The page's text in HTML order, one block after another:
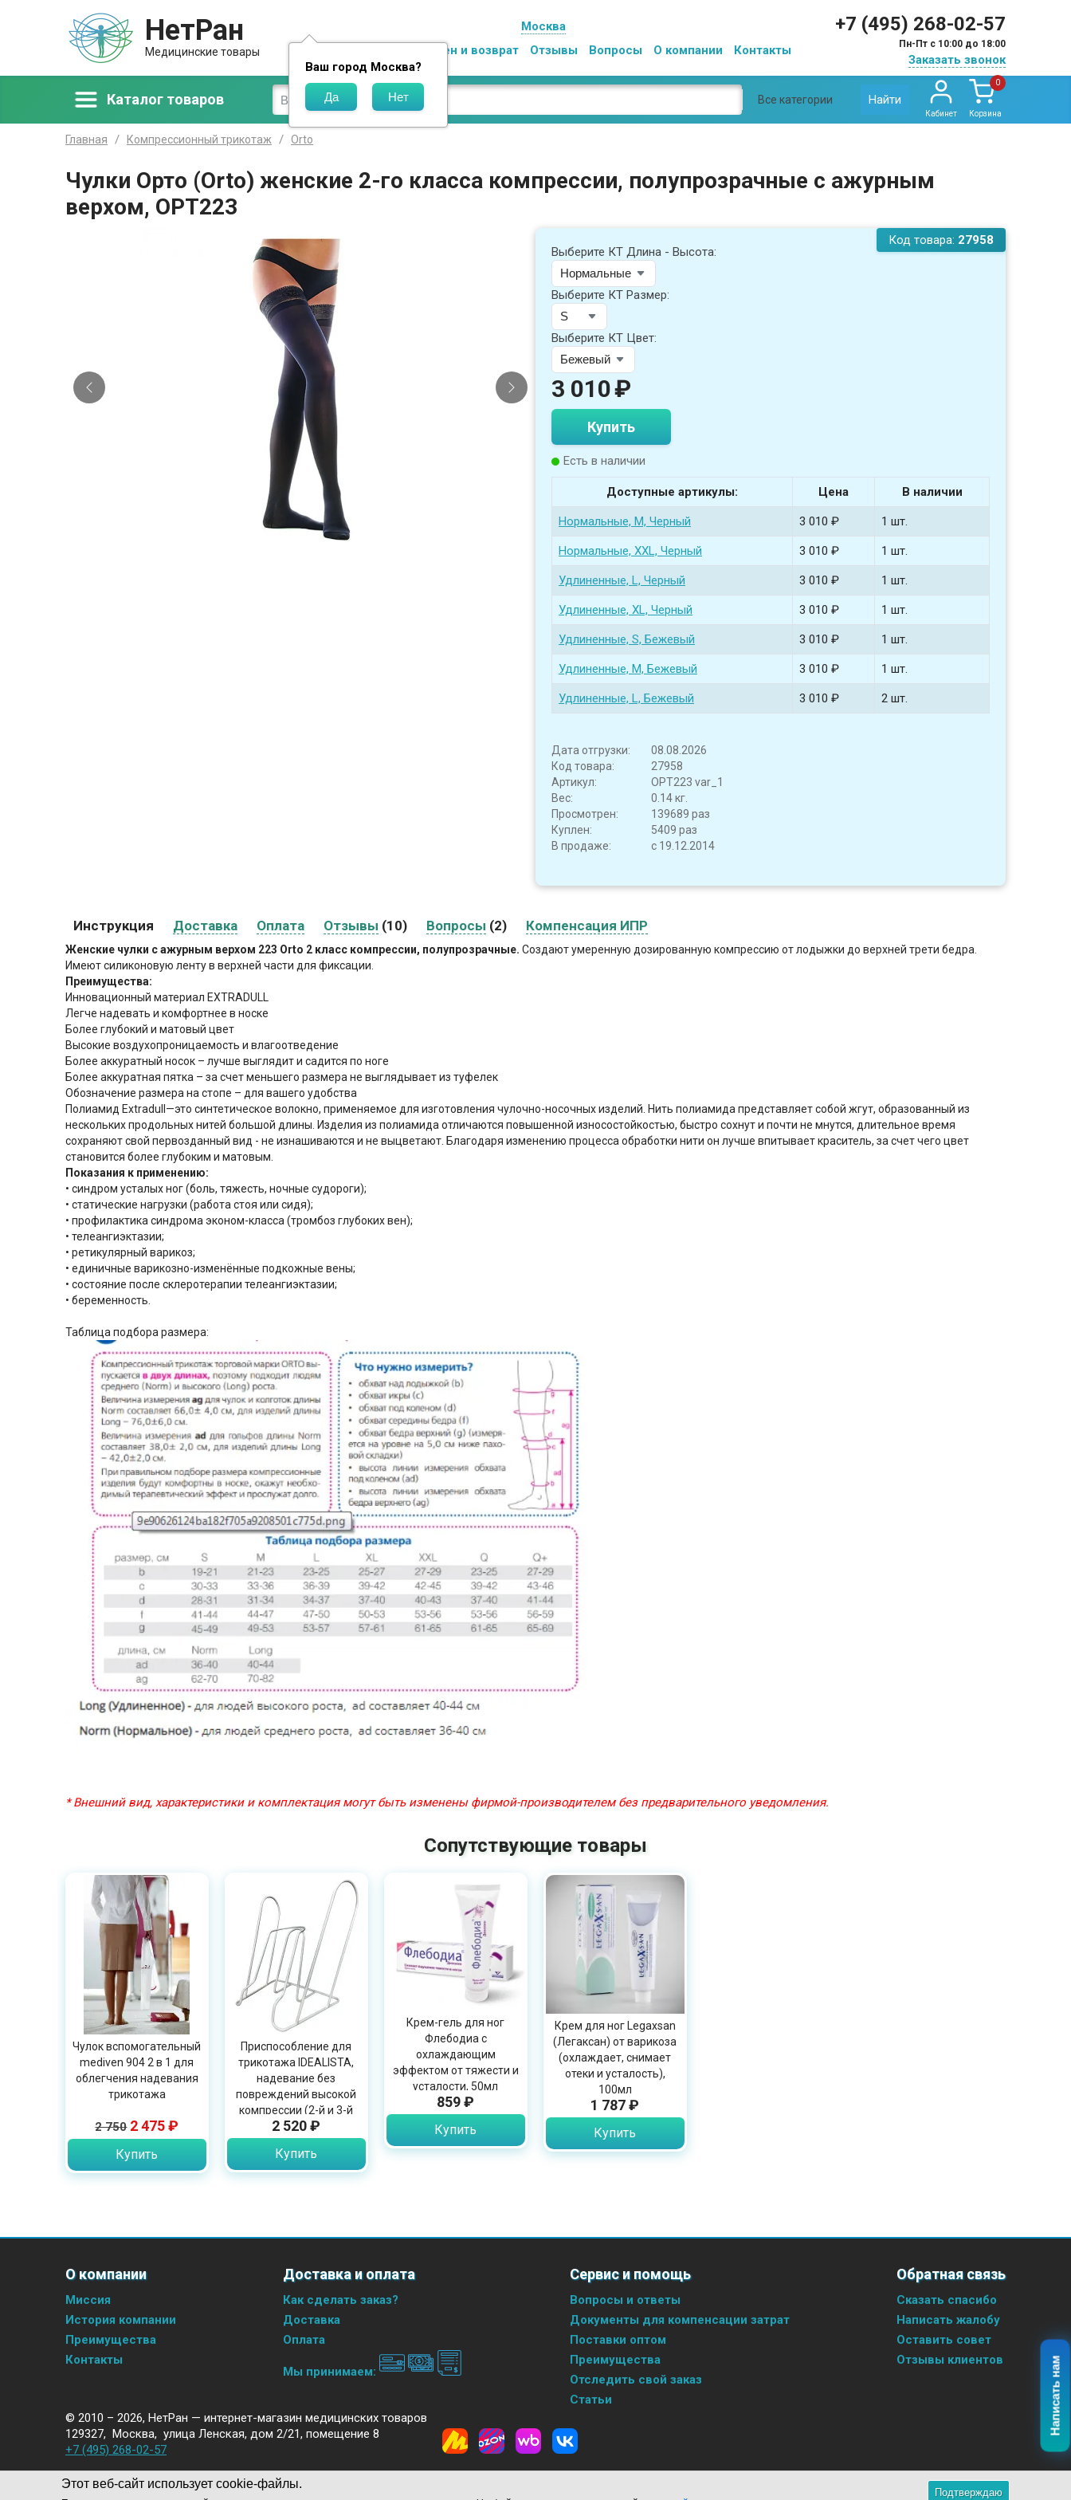
Этот веб-сайт использует cookie-файлы.
Подтверждаю
НетРан
Медицинские товары
Москва
Ваш город Москва?
Обмен и возврат Отзывы Вопросы О компании Контакты
+7 (495) 268-02-57
Пн-Пт с 10:00 до 18:00
Заказать звонок
Каталог товаров Все категории Найти
Кабинет
0
Корзина
Главная Компрессионный трикотаж Orto
Чулки Орто (Orto) женские 2-го класса компрессии, полупрозрачные с ажурным
верхом, OPT223
Код товара: 27958
Выберите КТ Длина - Высота:
Выберите КТ Размер:
Выберите КТ Цвет:
3 010₽
Купить
Есть в наличии
Доступные артикулы: Цена В наличии
Нормальные, M, Черный 3 010 ₽ 1 шт.
Нормальные, XXL, Черный 3 010 ₽ 1 шт.
Удлиненные, L, Черный 3 010 ₽ 1 шт.
Удлиненные, XL, Черный 3 010 ₽ 1 шт.
Удлиненные, S, Бежевый 3 010 ₽ 1 шт.
Удлиненные, M, Бежевый 3 010 ₽ 1 шт.
Удлиненные, L, Бежевый 3 010 ₽ 2 шт.
Дата отгрузки:
08.08.2026
Код товара:
27958
Артикул:
OPT223 var_1
Вес:
0.14 кг.
Просмотрен:
139689 раз
Куплен:
5409 раз
В продаже:
с 19.12.2014
Инструкция Доставка Оплата Отзывы (10) Вопросы (2) Компенсация ИПР
Женские чулки с ажурным верхом 223 Orto 2 класс компрессии, полупрозрачные. Создают умеренную дозированную компрессию от лодыжки до верхней трети бедра.
Имеют силиконовую ленту в верхней части для фиксации.
Преимущества:
Инновационный материал EXTRADULL
Легче надевать и комфортнее в носке
Более глубокий и матовый цвет
Высокие воздухопроницаемость и влагоотведение
Более аккуратный носок – лучше выглядит и садится по ноге
Более аккуратная пятка – за счет меньшего размера не выглядывает из туфелек
Обозначение размера на стопе – для вашего удобства
Полиамид Extradull—это синтетическое волокно, применяемое для изготовления чулочно-носочных изделий. Нить полиамида представляет собой жгут, образованный из
нескольких продольных нитей большой длины. Изделия из полиамида отличаются повышенной износостойкостью, быстро сохнут и почти не мнутся, длительное время
сохраняют свой первозданный вид - не изнашиваются и не выцветают. Благодаря изменению процесса обработки нити он лучше впитывает краситель, за счет чего цвет
становится более глубоким и матовым.
Показания к применению:
• синдром усталых ног (боль, тяжесть, ночные судороги);
• статические нагрузки (работа стоя или сидя);
• профилактика синдрома эконом-класса (тромбоз глубоких вен);
• телеангиэктазии;
• ретикулярный варикоз;
• единичные варикозно-изменённые подкожные вены;
• состояние после склеротерапии телеангиэктазии;
• беременность.
Таблица подбора размера:
* Внешний вид, характеристики и комплектация могут быть изменены фирмой-производителем без предварительного уведомления.
Сопутствующие товары
Чулок вспомогательный
mediven 904 2 в 1 для
облегчения надевания
трикотажа
2 750 2 475 ₽
Купить
Приспособление для
трикотажа IDEALISTA,
надевание без
повреждений высокой
компрессии (2-й и 3-й
классы), OPT ID-01
2 520 ₽
Купить
Крем-гель для ног
Флебодиа с
охлаждающим
эффектом от тяжести и
усталости, 50мл
859 ₽
Купить
Крем для ног Legaxsan
(Легаксан) от варикоза
(охлаждает, снимает
отеки и усталость),
100мл
1 787 ₽
Купить
О компании
Миссия
История компании
Преимущества
Контакты
Доставка и оплата
Как сделать заказ?
Доставка
Оплата
Мы принимаем:
Сервис и помощь
Вопросы и ответы
Документы для компенсации затрат
Поставки оптом
Преимущества
Отследить свой заказ
Статьи
Обратная связь
Сказать спасибо
Написать жалобу
Оставить совет
Отзывы клиентов
© 2010 – 2026, НетРан — интернет-магазин медицинских товаров
129327, Москва, улица Ленская, дом 2/21, помещение 8
+7 (495) 268-02-57
Написать нам